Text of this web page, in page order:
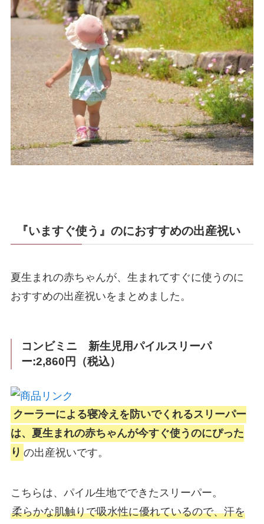
『いますぐ使う』のにおすすめの出産祝い
夏生まれの赤ちゃんが、生まれてすぐに使うのに
おすすめの出産祝いをまとめました。
コンビミニ 新生児用パイルスリーパ
ー:2,860円（税込）
クーラーによる寝冷えを防いでくれるスリーパー
は、夏生まれの赤ちゃんが今すぐ使うのにぴった
り の出産祝いです。
こちらは、パイル生地でできたスリーパー。
柔らかな肌触りで吸水性に優れているので、汗を